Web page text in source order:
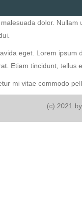
dolor.
eget. Lorem
Etiam tincidunt,
mi vitae commodo
(c) 2021